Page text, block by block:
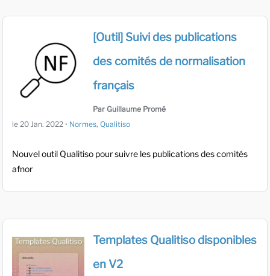
[Outil] Suivi des publications
des comités de normalisation
français
Par Guillaume Promé
le 20 Jan. 2022 • Normes, Qualitiso
Nouvel outil Qualitiso pour suivre les publications des comités
afnor
Templates Qualitiso disponibles
en V2